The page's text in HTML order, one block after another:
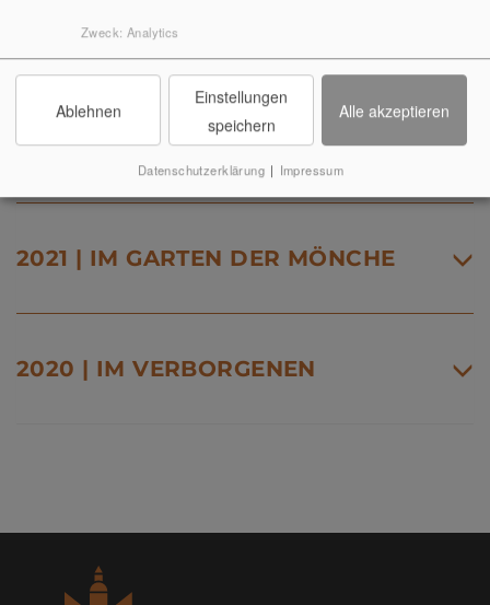
2023 | WÖLFE IM SCHAFSPELZ,
2022 | VOGELSCHAU
2021 | IM GARTEN DER MÖNCHE
2020 | IM VERBORGENEN
Zweck: Analytics
Ablehnen
Einstellungen
speichern
Alle akzeptieren
Datenschutzerklärung | Impressum